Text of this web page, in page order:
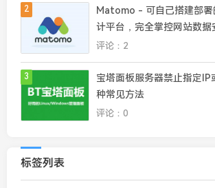
2
Matomo - 可自己搭建部署
计平台，完全掌控网站数据
评论：2
3
宝塔面板服务器禁止指定IP
种常见方法
评论：0
标签列表